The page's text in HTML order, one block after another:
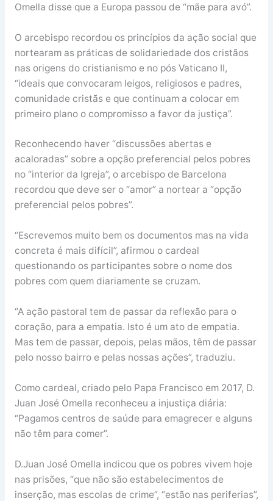
Omella disse que a Europa passou de “mãe para avó”.
O arcebispo recordou os princípios da ação social que
nortearam as práticas de solidariedade dos cristãos
nas origens do cristianismo e no pós Vaticano II,
“ideais que convocaram leigos, religiosos e padres,
comunidade cristãs e que continuam a colocar em
primeiro plano o compromisso a favor da justiça”.
Reconhecendo haver “discussões abertas e
acaloradas” sobre a opção preferencial pelos pobres
no “interior da Igreja”, o arcebispo de Barcelona
recordou que deve ser o “amor” a nortear a “opção
preferencial pelos pobres”.
“Escrevemos muito bem os documentos mas na vida
concreta é mais difícil”, afirmou o cardeal
questionando os participantes sobre o nome dos
pobres com quem diariamente se cruzam.
“A ação pastoral tem de passar da reflexão para o
coração, para a empatia. Isto é um ato de empatia.
Mas tem de passar, depois, pelas mãos, têm de passar
pelo nosso bairro e pelas nossas ações”, traduziu.
Como cardeal, criado pelo Papa Francisco em 2017, D.
Juan José Omella reconheceu a injustiça diária:
“Pagamos centros de saúde para emagrecer e alguns
não têm para comer”.
D.Juan José Omella indicou que os pobres vivem hoje
nas prisões, “que não são estabelecimentos de
inserção, mas escolas de crime”, “estão nas periferias”,